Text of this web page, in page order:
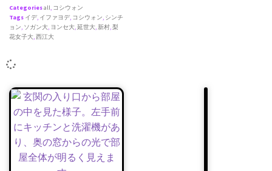
Categoriesall, コシウォン
Tags イデ, イファヨデ, コシウォン, シンチ
ョン, ソガン大, ヨンセ大,延世大,新村,梨
花女子大,西江大